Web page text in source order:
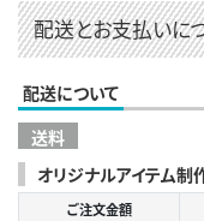
配送とお支払いに
配送について
送料
オリジナルアイテム制
ご注文金額